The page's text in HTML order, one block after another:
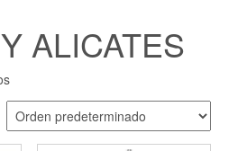
ALICATES